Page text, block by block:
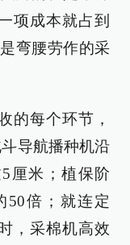
项成本就占到
弯腰劳作的采
的每个环节，
导航播种机沿
厘米；植保阶
50倍；就连定
，采棉机高效